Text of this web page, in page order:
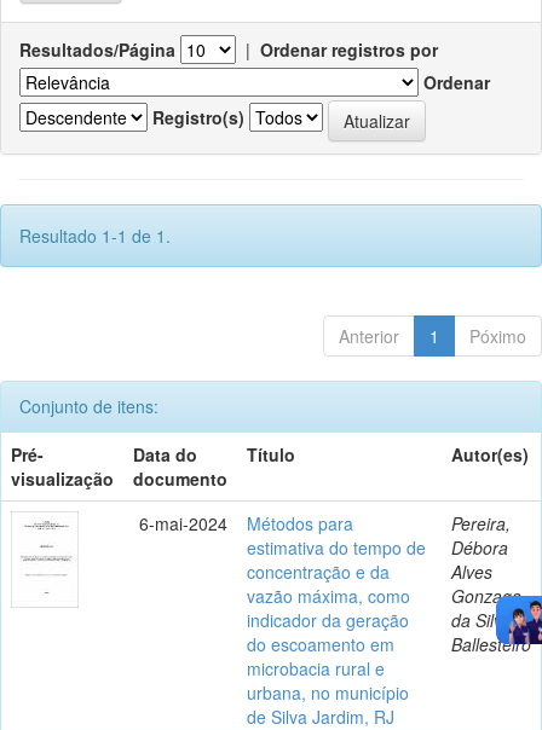
Resultados/Página | Ordenar registros por
Ordenar
Registro(s)
Resultado 1-1 de 1.
Anterior 1 Póximo
Conjunto de itens:
Pré-
visualização
Data do
documento
Título Autor(es)
6-mai-2024
Métodos para
estimativa do tempo de
concentração e da
vazão máxima, como
indicador da geração
do escoamento em
microbacia rural e
urbana, no município
de Silva Jardim, RJ
Pereira,
Débora
Alves
Gonzaga
da Silva
Ballesteiro